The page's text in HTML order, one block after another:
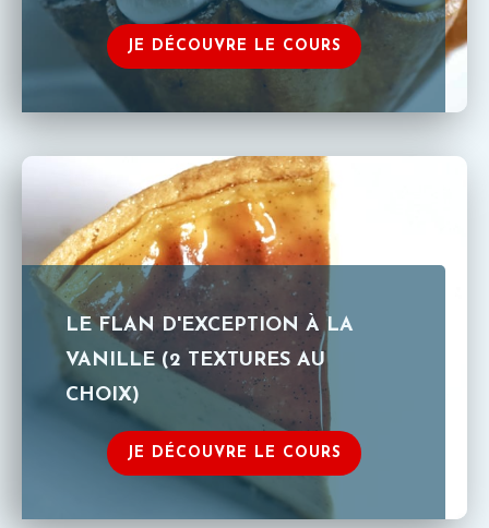
JE DÉCOUVRE LE COURS
LE FLAN D'EXCEPTION À LA
VANILLE (2 TEXTURES AU
CHOIX)
JE DÉCOUVRE LE COURS